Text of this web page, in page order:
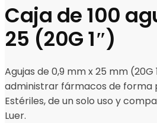
Caja de 100
25 (20G 1″)
Agujas de 0,9 mm x 25 mm (20G
administrar fármacos de forma
Estériles, de un solo uso y
Luer.